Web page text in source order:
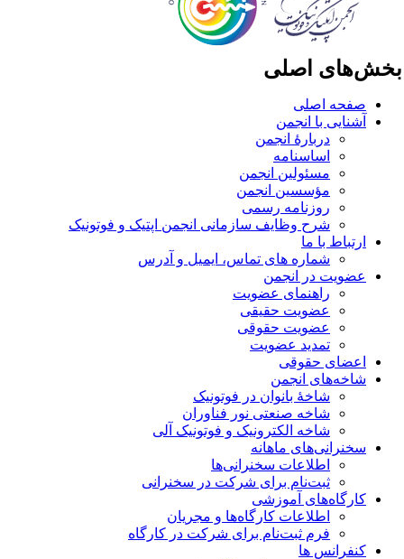
اصلی
صفحه اصلی
آشنایی با انجمن
دربارۀ انجمن
اساسنامه
مسئولین انجمن
مؤسسین انجمن
روزنامه رسمی
شرح وظایف سازمانی انجمن اپتیک و فوتونیک
ارتباط با ما
شماره های تماس، ایمیل و آدرس
عضویت در انجمن
راهنمای عضویت
عضویت حقیقی
عضویت حقوقی
تمدید عضویت
اعضای حقوقی
شاخه‌های انجمن
شاخۀ بانوان در فوتونیک
شاخه صنعتی نور فناوران
شاخه‌ الکترونیک و فوتونیک آلی
سخنرانی‌های ماهانه
اطلاعات سخنرانی‌‌ها
ثبت‌نام برای شرکت در سخنرانی
کارگاه‌های آموزشی
اطلاعات کارگاه‌ها و مجریان
فرم ثبت‌نام برای شرکت در کارگاه
کنفرانس ها